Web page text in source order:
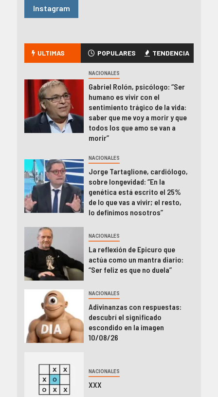
Instagram
ULTIMAS POPULARES TENDENCIA
NACIONALES
Gabriel Rolón, psicólogo: “Ser
humano es vivir con el
sentimiento trágico de la vida:
saber que me voy a morir y que
todos los que amo se van a
morir”
NACIONALES
Jorge Tartaglione, cardiólogo,
sobre longevidad: “En la
genética está escrito el 25%
de lo que vas a vivir; el resto,
lo definimos nosotros”
NACIONALES
La reflexión de Epicuro que
actúa como un mantra diario:
“Ser feliz es que no duela”
NACIONALES
Adivinanzas con respuestas:
descubrí el significado
escondido en la imagen
10/08/26
NACIONALES
XXX